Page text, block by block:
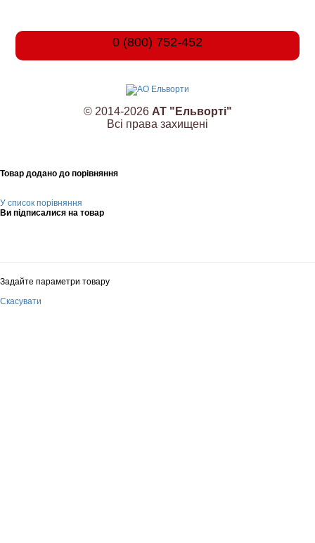
0 (800) 752-452
© 2014-2026 АТ "Ельворті"
Всі права захищені
Товар додано до порівняння
У список порівняння
Ви підписалися на товар
Задайте параметри товару
Скасувати